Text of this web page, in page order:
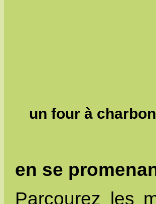
un four à
en se
Parcourez les